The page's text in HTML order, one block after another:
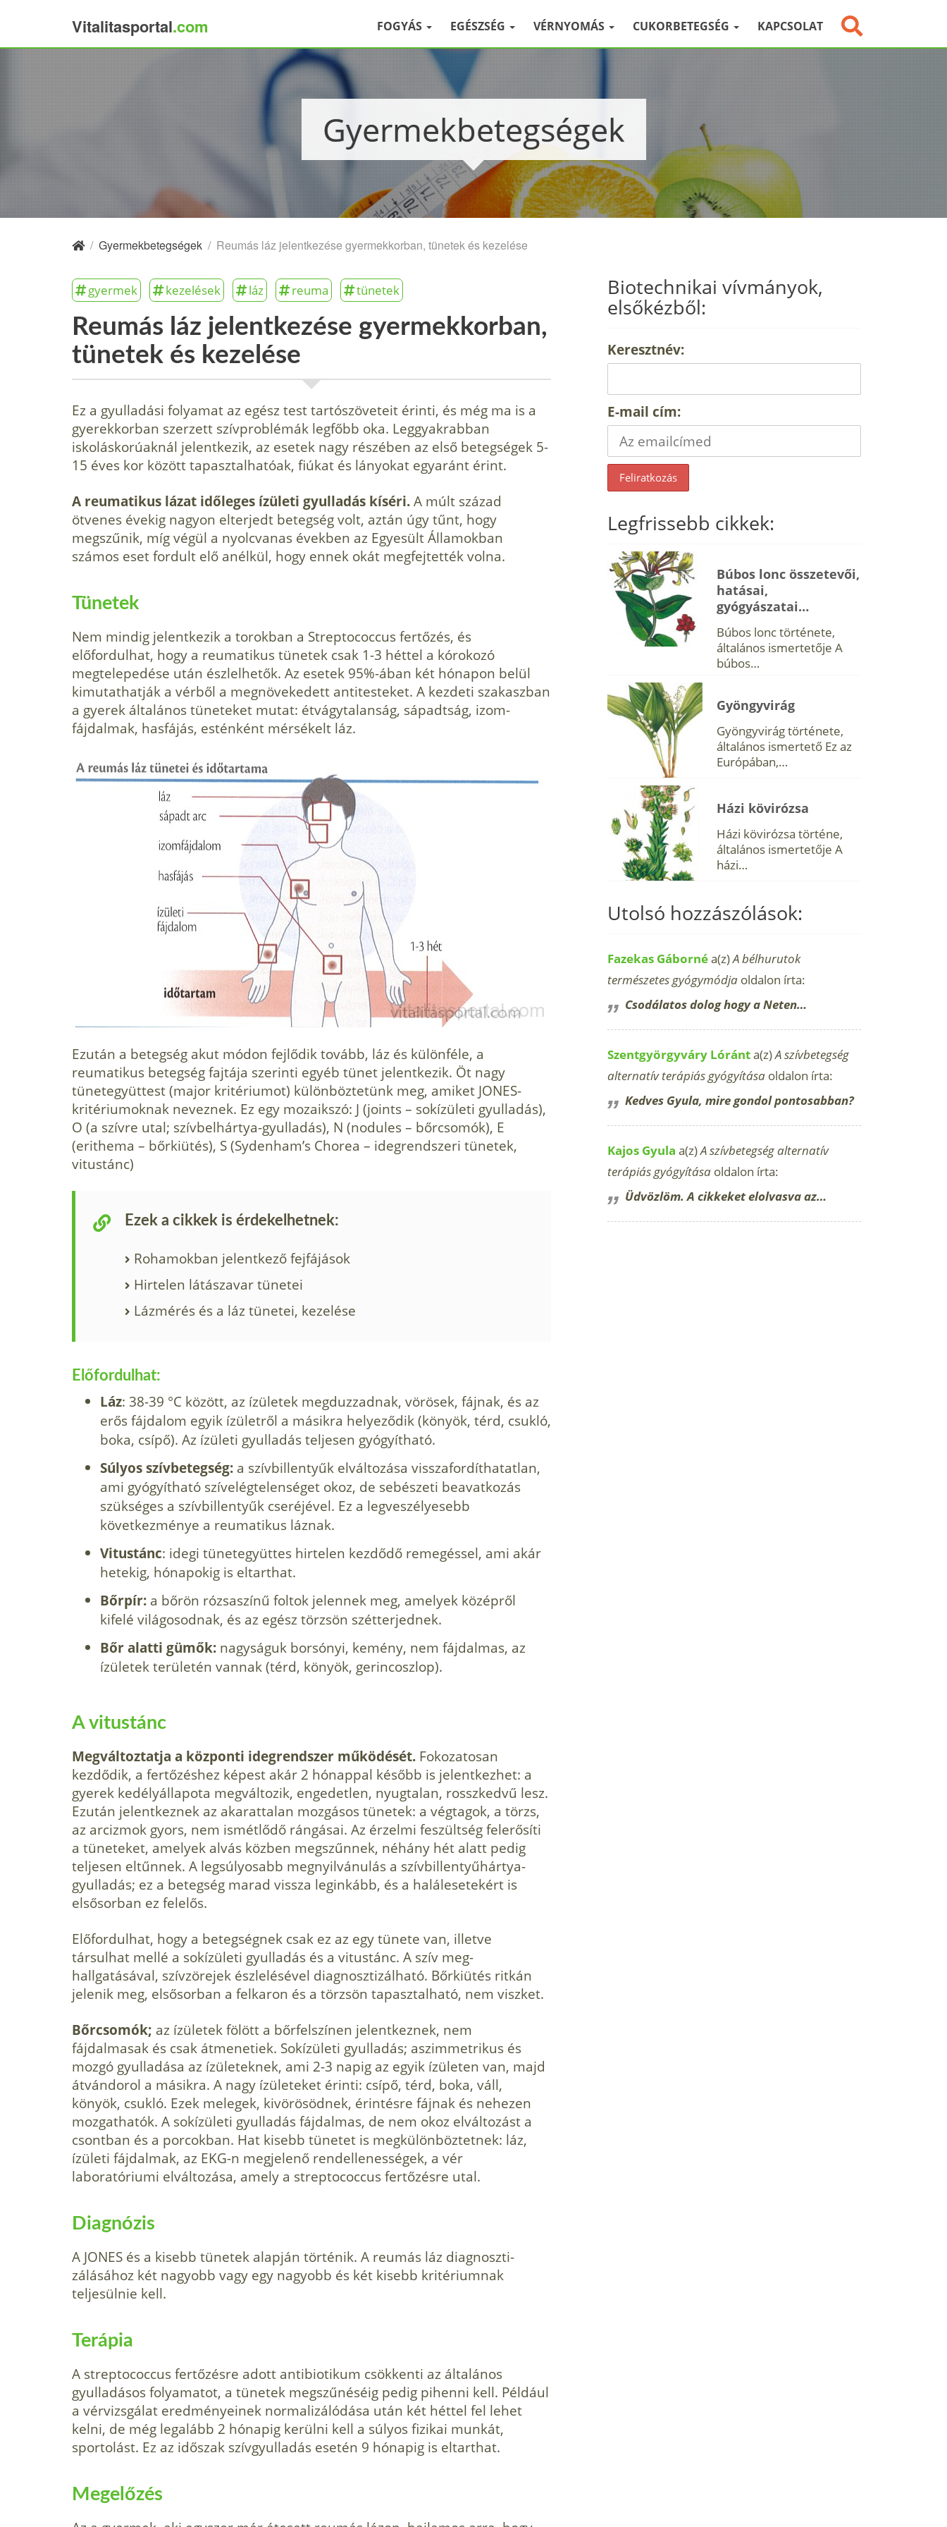
Vitalitasportal.com FOGYÁS EGÉSZSÉG VÉRNYOMÁS CUKORBETEGSÉG KAPCSOLAT
Gyermekbetegségek
/ Gyermekbetegségek / Reumás láz jelentkezése gyermekkorban, tünetek és kezelése
gyermek kezelések láz reuma tünetek
Reumás láz jelentkezése gyermekkorban,
tünetek és kezelése
Ez a gyulladási folyamat az egész test tartó­szöveteit érinti, és még ma is a
gyerekkorban szerzett szívproblémák legfőbb oka. Leg­gyakrabban
iskoláskorúaknál jelentkezik, az esetek nagy részében az első betegségek 5-
15 éves kor között tapasztalhatóak, fiúkat és lányokat egyaránt érint.
A reumatikus lázat időleges ízületi gyulladás kíséri.A múlt század
ötvenes évekig nagyon elterjedt betegség volt, aztán úgy tűnt, hogy
megszűnik, míg végül a nyolcvanas években az Egyesült Államokban
számos eset fordult elő anélkül, hogy ennek okát megfejtették volna.
Tünetek
Nem mindig jelentkezik a torokban a Streptococcus fertőzés, és
előfordulhat, hogy a reumatikus tünetek csak 1-3 héttel a kórokozó
megtelepedése után észlelhetők. Az esetek 95%-ában két hónapon belül
kimutathatják a vérből a megnövekedett antitesteket. A kezdeti szakaszban
a gyerek általános tüneteket mutat: étvágytalanság, sápadtság, izom­
fájdalmak, hasfájás, esténként mérsékelt láz.
Ezután a betegség akut módon fejlődik tovább, láz és különféle, a
reumatikus betegség fajtája szerinti egyéb tünet je­lentkezik. Öt nagy
tünetegyüttest (major kritériumot) különböztetünk meg, amiket JONES-
kritériumoknak neveznek. Ez egy mozaikszó: J (joints – sokízületi gyulladás),
O (a szívre utal; szívbelhártya-gyulladás), N (nodules – bőrcsomók), E
(erithema – bőrki­ütés), S (Sydenham’s Chorea – idegrendszeri tünetek,
vitustánc)
Ezek a cikkek is érdekelhetnek:
Rohamokban jelentkező fejfájások
Hirtelen látászavar tünetei
Lázmérés és a láz tünetei, kezelése
Előfordulhat:
Láz: 38-39 °C között, az ízületek meg­duzzadnak, vörösek, fájnak, és az
erős fájdalom egyik ízületről a másikra helye­ződik (könyök, térd, csukló,
boka, csípő). Az ízületi gyulladás teljesen gyógyítható.
Súlyos szívbetegség: a szívbillentyűk elváltozása visszafordíthatatlan,
ami gyógyítható szívelégtelenséget okoz, de sebészeti beavatkozás
szükséges a szívbil­lentyűk cseréjével. Ez a legveszélyesebb
következménye a reumatikus láznak.
Vitustánc: idegi tünetegyüttes hirtelen kezdődő remegéssel, ami akár
hetekig­, hónapokig is eltarthat.
Bőrpír: a bőrön rózsaszínű foltok jelennek meg, amelyek középről
kifelé világosod­nak, és az egész törzsön szétterjednek.
Bőr alatti gümők: nagyságuk borsónyi, kemény, nem fájdalmas, az
ízületek területén vannak (térd, könyök, ge­rincoszlop).
A vitustánc
Megváltoztatja a központi idegrendszer működését. Fokozatosan
kezdődik, a fertőzéshez képest akár 2 hónappal később is jelentkezhet: a
gyerek kedélyállapota megváltozik, engedetlen, nyugtalan, rosszkedvű lesz.
Ezután jelent­keznek az akarattalan mozgásos tünetek: a végtagok, a törzs,
az arcizmok gyors, nem ismétlődő rángásai. Az érzelmi feszültség felerősíti
a tüneteket, amelyek alvás közben megszűnnek, néhány hét alatt pedig
teljesen eltűnnek. A legsúlyosabb megnyilvánulás a szívbillentyűhártya-
gyulladás; ez a betegség marad vissza leginkább, és a halálesetekért is
elsősorban ez felelős.
Előfordulhat, hogy a betegségnek csak ez az egy tünete van, illetve
társulhat mellé a sokízületi gyulladás és a vitustánc. A szív meg­
hallgatásával, szívzörejek észlelésével diagnosztizálható. Bőrkiütés ritkán
jelenik meg, elsősorban a felkaron és a törzsön tapasztalható, nem viszket.
Bőrcsomók; az ízületek fölött a bőrfel­színen jelentkeznek, nem
fájdalmasak és csak átmenetiek. Sokízületi gyulladás; aszimmetrikus és
mozgó gyulladása az ízületeknek, ami 2-3 napig az egyik ízületen van, majd
átvándorol a másikra. A nagy ízületeket érinti: csípő, térd, boka, váll,
könyök, csukló. Ezek melegek, kivörösödnek, érintésre fájnak és nehezen
mozgatha­tók. A sokízületi gyulladás fájdalmas, de nem okoz elváltozást a
csontban és a porcokban. Hat kisebb tünetet is megkülönböztetnek: láz,
ízületi fájdalmak, az EKG-n megjelenő rendellenességek, a vér
laboratóriumi elvál­tozása, amely a streptococcus fertőzésre utal.
Diagnózis
A JONES és a kisebb tünetek alapján történik. A reumás láz diagnoszti­
zálásához két nagyobb vagy egy nagyobb és két kisebb kritériumnak
teljesülnie kell.
Terápia
A streptococcus fertőzésre adott antibiotikum csökkenti az általá­nos
gyulladásos folyamatot, a tünetek megszűnéséig pedig pihenni kell. Például
a vérvizsgálat eredményeinek normalizáló­dása után két héttel fel lehet
kelni, de még legalább 2 hónapig kerülni kell a súlyos fizikai munkát,
sportolást. Ez az időszak szívgyulladás esetén 9 hónapig is eltarthat.
Megelőzés
Biotechnikai vívmányok,
elsőkézből:
Keresztnév:
E-mail cím:
Legfrissebb cikkek:
Búbos lonc összetevői,
hatásai,
gyógyászatai…
Búbos lonc története,
általános ismertetője A
búbos…
Gyöngyvirág
Gyöngyvirág története,
általános ismertető Ez az
Európában,…
Házi kövirózsa
Házi kövirózsa történe,
általános ismertetője A
házi…
Utolsó hozzászólások:
Fazekas Gábornéa(z)A bélhurutok
természetes gyógymódja oldalon írta:
Csodálatos dolog hogy a Neten…
Szentgyörgyváry Lóránta(z)A szívbetegség
alternatív terápiás gyógyítása oldalon írta:
Kedves Gyula, mire gondol pontosabban?
Kajos Gyula a(z)A szívbetegség alternatív
terápiás gyógyítása oldalon írta:
Üdvözlöm. A cikkeket elolvasva az…
×